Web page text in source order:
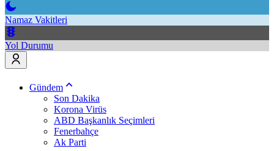
Namaz Vakitleri
Yol Durumu
Gündem
Son Dakika
Korona Virüs
ABD Başkanlık Seçimleri
Fenerbahçe
Ak Parti